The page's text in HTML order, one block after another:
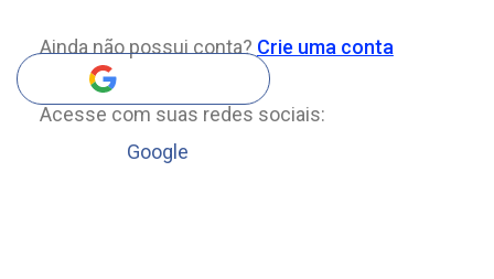
Ainda não possui conta? Crie uma conta
Acesse com suas redes sociais:
Google